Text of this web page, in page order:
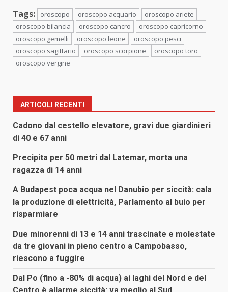
Tags: oroscopo oroscopo acquario
oroscopo ariete
oroscopo bilancia
oroscopo cancro
oroscopo capricorno
oroscopo gemelli
oroscopo leone
oroscopo pesci
oroscopo sagittario
oroscopo scorpione
oroscopo toro
oroscopo vergine
ARTICOLI RECENTI
Cadono dal cestello elevatore, gravi due giardinieri
di 40 e 67 anni
Precipita per 50 metri dal Latemar, morta una
ragazza di 14 anni
A Budapest poca acqua nel Danubio per siccità: cala
la produzione di elettricità, Parlamento al buio per
risparmiare
Due minorenni di 13 e 14 anni trascinate e molestate
da tre giovani in pieno centro a Campobasso,
riescono a fuggire
Dal Po (fino a -80% di acqua) ai laghi del Nord e del
Centro è allarme siccità: va meglio al Sud